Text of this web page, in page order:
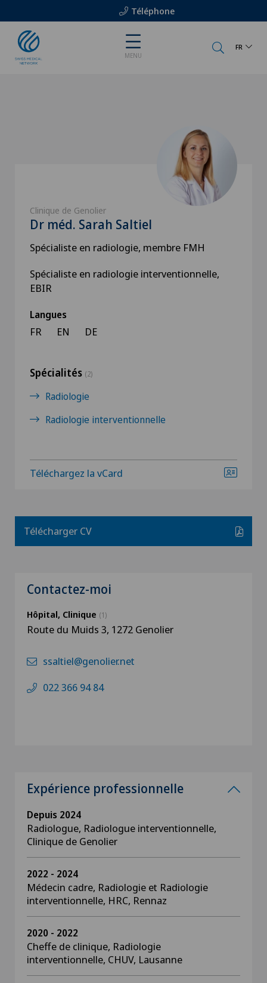
Téléphone
MENU
FR
Clinique de Genolier
Dr méd. Sarah Saltiel
Spécialiste en radiologie, membre FMH
Spécialiste en radiologie interventionnelle,
EBIR
Langues
FR EN DE
Spécialités (2)
Radiologie
Radiologie interventionnelle
Téléchargez la vCard
Télécharger CV
Contactez-moi
Hôpital, Clinique (1)
Route du Muids 3, 1272 Genolier
ssaltiel@genolier.net
022 366 94 84
Expérience professionnelle
Depuis 2024
Radiologue, Radiologue interventionnelle,
Clinique de Genolier
2022 - 2024
Médecin cadre, Radiologie et Radiologie
interventionnelle, HRC, Rennaz
2020 - 2022
Cheffe de clinique, Radiologie
interventionnelle, CHUV, Lausanne